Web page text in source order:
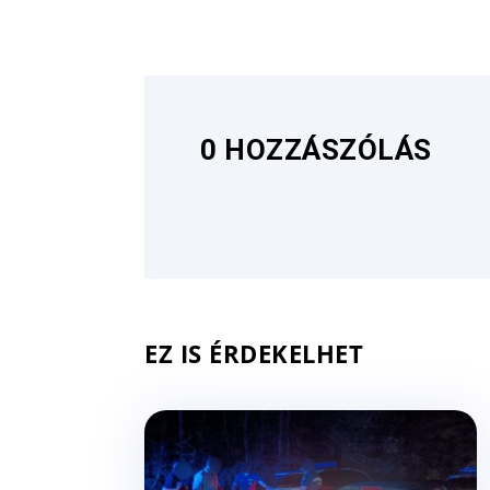
0 HOZZÁSZÓLÁS
EZ IS ÉRDEKELHET